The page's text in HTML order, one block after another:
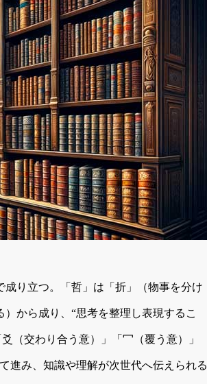
り立つ。「哲」は「折」（物事を分け
から成り、“思考を整理し表現するこ
（交わり合う意）」「冖（覆う意）」
進み、知識や理解が次世代へ伝えられる